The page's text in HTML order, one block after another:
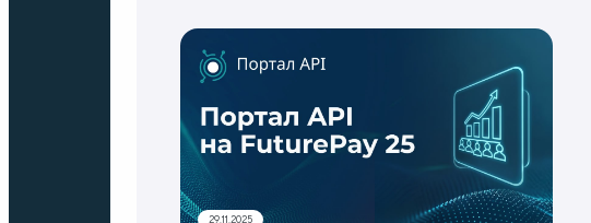
29.11.2025